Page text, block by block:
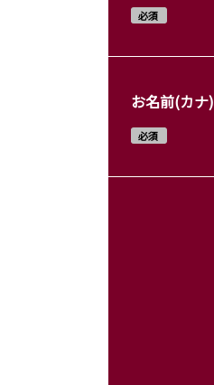
必須
お名前(カナ)
必須